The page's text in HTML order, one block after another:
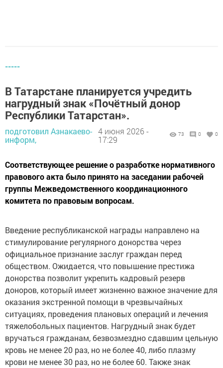
-----
В Татарстане планируется учредить
нагрудный знак «Почётный донор
Республики Татарстан».
подготовил Азнакаево-
информ,
4 июня 2026 -
17:29
73 0 0
Соответствующее решение о разработке нормативного
правового акта было принято на заседании рабочей
группы Межведомственного координационного
комитета по правовым вопросам.
Введение республиканской награды направлено на
стимулирование регулярного донорства через
официальное признание заслуг граждан перед
обществом. Ожидается, что повышение престижа
донорства позволит укрепить кадровый резерв
доноров, который имеет жизненно важное значение для
оказания экстренной помощи в чрезвычайных
ситуациях, проведения плановых операций и лечения
тяжелобольных пациентов. Нагрудный знак будет
вручаться гражданам, безвозмездно сдавшим цельную
кровь не менее 20 раз, но не более 40, либо плазму
крови не менее 30 раз, но не более 60. Также знак